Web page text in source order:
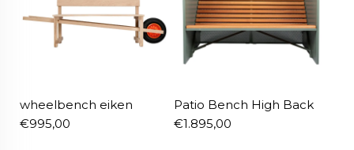
wheelbench eiken
€995,00
Patio Bench High Back
€1.895,00